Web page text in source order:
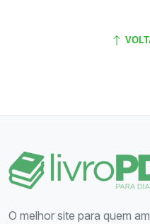
O melhor site para quem